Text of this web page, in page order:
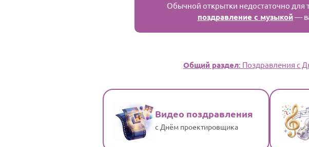
Обычной открытки недостаточно для
поздравление с музыкой—
Общий раздел: Поздравления с
Видео поздравления
с Днём проектировщика